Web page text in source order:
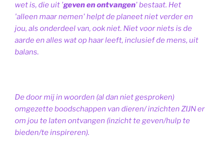
wet is, die uit 'geven en ontvangen' bestaat. Het
'alleen maar nemen' helpt de planeet niet verder en
jou, als onderdeel van, ook niet. Niet voor niets is de
aarde en alles wat op haar leeft, inclusief de mens, uit
balans.
De door mij in woorden (al dan niet gesproken)
omgezette boodschappen van dieren/ inzichten ZIJN er
om jou te laten ontvangen (inzicht te geven/hulp te
bieden/te inspireren).